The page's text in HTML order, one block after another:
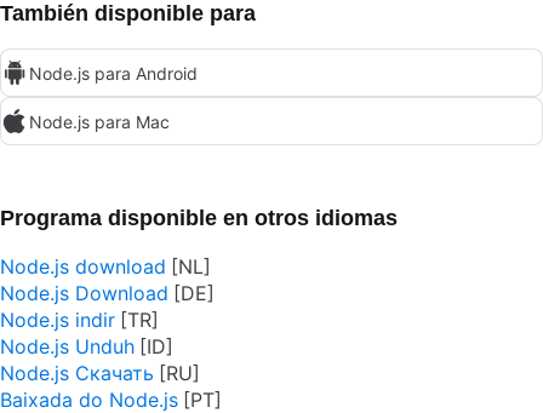
También disponible para
Node.js para Android
Node.js para Mac
Programa disponible en otros idiomas
Node.js download
Node.js Download
Node.js indir
Node.js Unduh
Node.js Скачать
Baixada do Node.js